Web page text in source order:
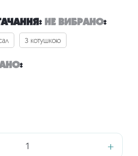
: НЕ ВИБРАНО:
З котушкою
:
Філамент
+